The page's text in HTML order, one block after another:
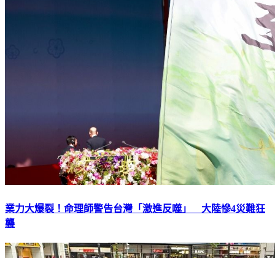
業力大爆裂！命理師警告台灣「激進反噬」 大陸慘4災難狂
襲